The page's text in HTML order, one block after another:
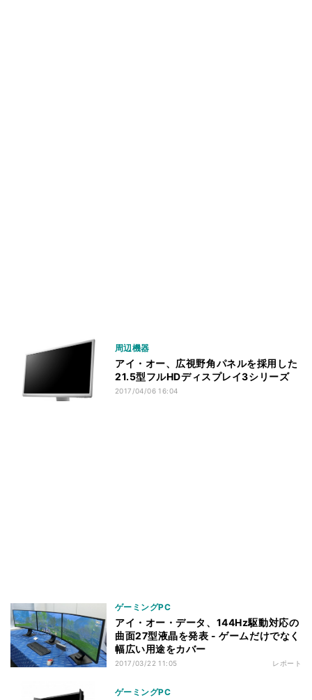
周辺機器
アイ・オー、広視野角パネルを採用した
21.5型フルHDディスプレイ3シリーズ
2017/04/06 16:04
ゲーミングPC
アイ・オー・データ、144Hz駆動対応の
曲面27型液晶を発表 - ゲームだけでなく
幅広い用途をカバー
2017/03/22 11:05 レポート
ゲーミングPC